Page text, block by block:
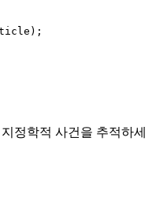
정학적 사건을 추적하세